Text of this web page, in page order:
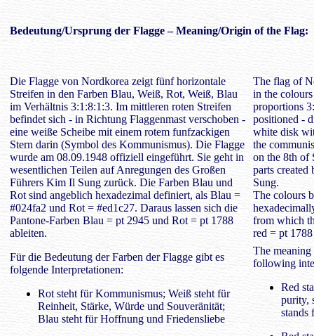
Bedeutung/Ursprung der Flagge – Meaning/Origin of the Flag:
Die Flagge von Nordkorea zeigt fünf horizontale
Streifen in den Farben Blau, Weiß, Rot, Weiß, Blau
im Verhältnis 3:1:8:1:3. Im mittleren roten Streifen
befindet sich - in Richtung Flaggenmast verschoben -
eine weiße Scheibe mit einem rotem funfzackigen
Stern darin (Symbol des Kommunismus). Die Flagge
wurde am 08.09.1948 offiziell eingeführt. Sie geht in
wesentlichen Teilen auf Anregungen des Großen
Führers Kim Il Sung zurück. Die Farben Blau und
Rot sind angeblich hexadezimal definiert, als Blau =
#024fa2 und Rot = #ed1c27. Daraus lassen sich die
Pantone-Farben Blau = pt 2945 und Rot = pt 1788
ableiten.
The flag of
in the
proportions
positioned -
white disk
the
on the 8th of
parts
Sung.
The colours
from which
red = pt
Für die Bedeutung der Farben der Flagge gibt es
folgende Interpretationen:
Rot steht für Kommunismus; Weiß steht für
Reinheit, Stärke, Würde und Souveränität;
Blau steht für Hoffnung und Friedensliebe
The
following
Red
purity,
stands